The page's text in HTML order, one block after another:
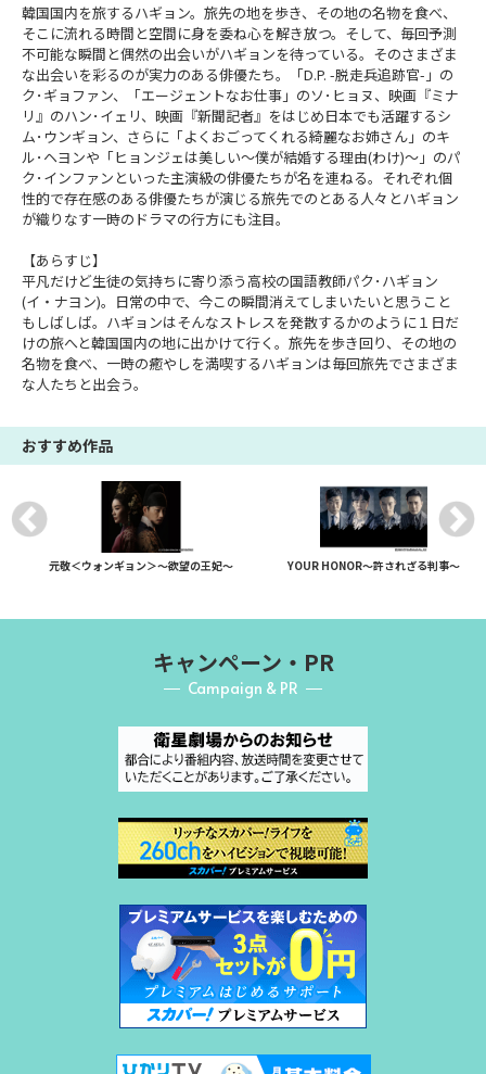
韓国国内を旅するハギョン。旅先の地を歩き、その地の名物を食べ、
そこに流れる時間と空間に身を委ね心を解き放つ。そして、毎回予測
不可能な瞬間と偶然の出会いがハギョンを待っている。そのさまざま
な出会いを彩るのが実力のある俳優たち。「D.P. -脱走兵追跡官-」の
ク･ギョファン、「エージェントなお仕事」のソ･ヒョヌ、映画『ミナ
リ』のハン･イェリ、映画『新聞記者』をはじめ日本でも活躍するシ
ム･ウンギョン、さらに「よくおごってくれる綺麗なお姉さん」のキ
ル･ヘヨンや「ヒョンジェは美しい～僕が結婚する理由(わけ)～」のパ
ク･インファンといった主演級の俳優たちが名を連ねる。それぞれ個
性的で存在感のある俳優たちが演じる旅先でのとある人々とハギョン
が織りなす一時のドラマの行方にも注目。
【あらすじ】
平凡だけど生徒の気持ちに寄り添う高校の国語教師パク･ハギョン
(イ・ナヨン)。日常の中で、今この瞬間消えてしまいたいと思うこと
もしばしば。ハギョンはそんなストレスを発散するかのように１日だ
けの旅へと韓国国内の地に出かけて行く。旅先を歩き回り、その地の
名物を食べ、一時の癒やしを満喫するハギョンは毎回旅先でさまざま
な人たちと出会う。
おすすめ作品
元敬＜ウォンギョン＞～欲望の王妃～ YOUR HONOR～許されざる判事～
キャンペーン・PR
Campaign & PR